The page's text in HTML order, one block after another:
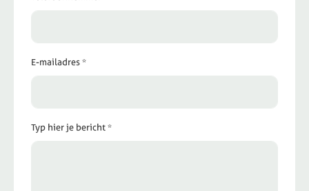
E-mailadres *
Typ hier je bericht *